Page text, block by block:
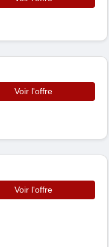
Voir l'offre
Voir l'offre